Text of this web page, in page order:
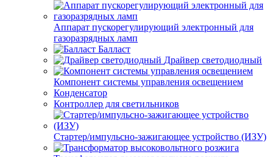
Аппарат пускорегулирующий электронный для
газоразрядных ламп
Балласт
Драйвер светодиодный
Компонент системы управления освещением
Конденсатор
Контроллер для светильников
Стартер/импульсно-зажигающее устройство (ИЗУ)